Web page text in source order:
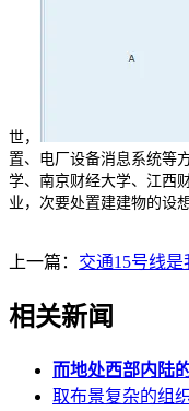
世，
置、电厂设备消息系统等
学、南京财经大学、江西
业，次要处置建建物的设
上一篇： 交通15号线
相关新闻
而地处西部内陆
取布景复杂的组